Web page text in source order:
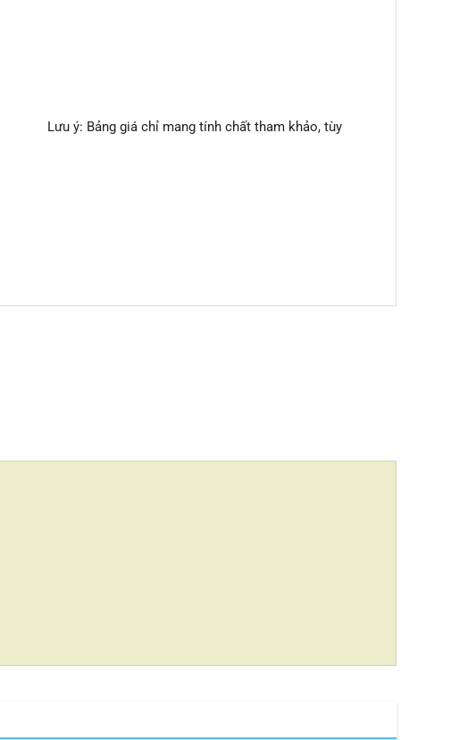
Lưu ý: Bảng giá chỉ mang tính chất tham khảo, tùy